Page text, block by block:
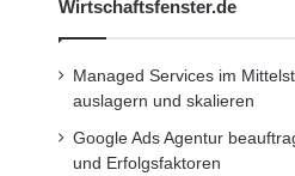
Wirtschaftsfenster.de
Managed Services im
auslagern und skalieren
Google Ads Agentur
und Erfolgsfaktoren